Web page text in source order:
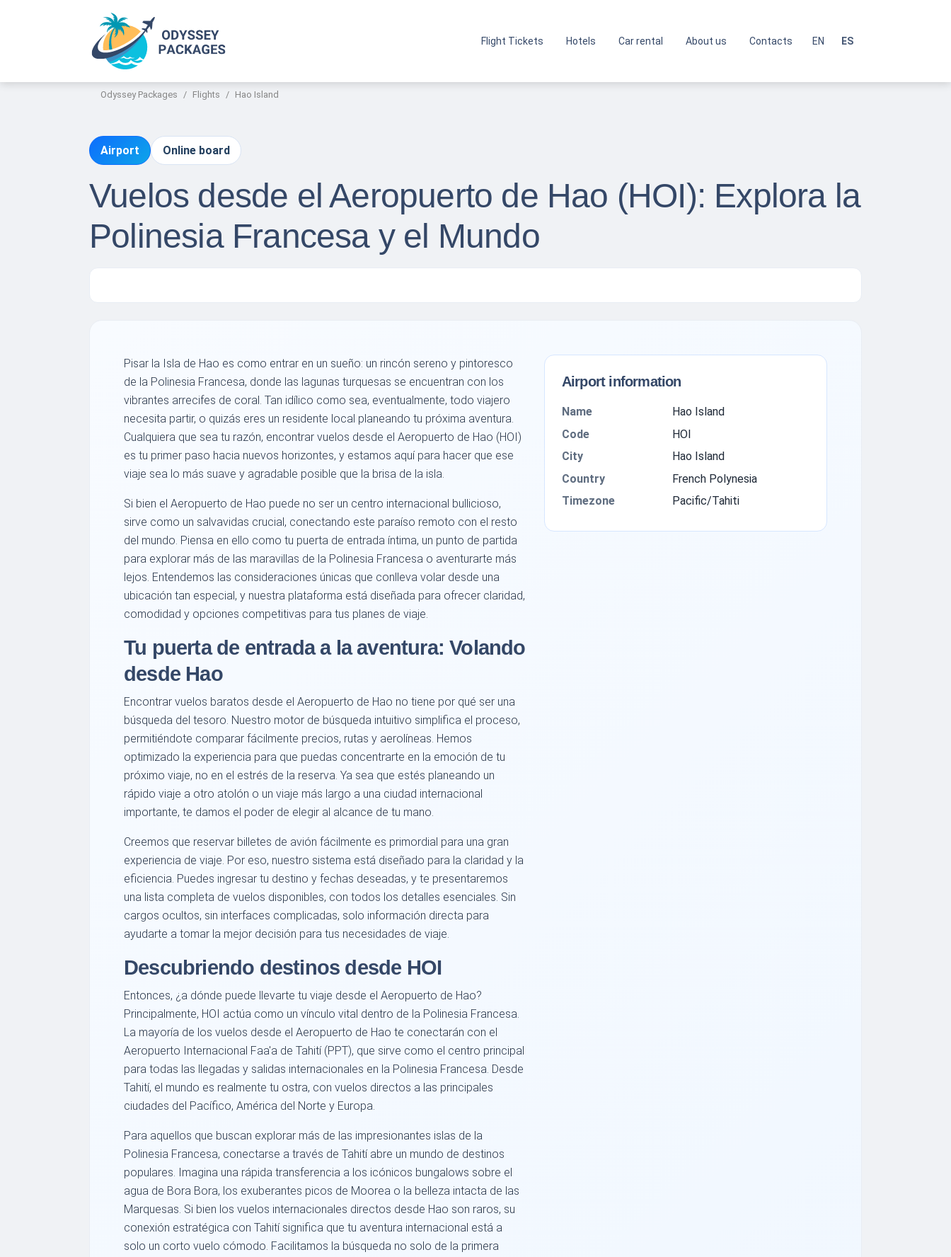
Flight Tickets Hotels Car rental About us Contacts EN ES
Odyssey Packages Flights Hao Island
Airport Online board
Vuelos desde el Aeropuerto de Hao (HOI): Explora la
Polinesia Francesa y el Mundo
Pisar la Isla de Hao es como entrar en un sueño: un rincón sereno y pintoresco
de la Polinesia Francesa, donde las lagunas turquesas se encuentran con los
vibrantes arrecifes de coral. Tan idílico como sea, eventualmente, todo viajero
necesita partir, o quizás eres un residente local planeando tu próxima aventura.
Cualquiera que sea tu razón, encontrar vuelos desde el Aeropuerto de Hao (HOI)
es tu primer paso hacia nuevos horizontes, y estamos aquí para hacer que ese
viaje sea lo más suave y agradable posible que la brisa de la isla.
Si bien el Aeropuerto de Hao puede no ser un centro internacional bullicioso,
sirve como un salvavidas crucial, conectando este paraíso remoto con el resto
del mundo. Piensa en ello como tu puerta de entrada íntima, un punto de partida
para explorar más de las maravillas de la Polinesia Francesa o aventurarte más
lejos. Entendemos las consideraciones únicas que conlleva volar desde una
ubicación tan especial, y nuestra plataforma está diseñada para ofrecer claridad,
comodidad y opciones competitivas para tus planes de viaje.
Tu puerta de entrada a la aventura: Volando
desde Hao
Encontrar vuelos baratos desde el Aeropuerto de Hao no tiene por qué ser una
búsqueda del tesoro. Nuestro motor de búsqueda intuitivo simplifica el proceso,
permitiéndote comparar fácilmente precios, rutas y aerolíneas. Hemos
optimizado la experiencia para que puedas concentrarte en la emoción de tu
próximo viaje, no en el estrés de la reserva. Ya sea que estés planeando un
rápido viaje a otro atolón o un viaje más largo a una ciudad internacional
importante, te damos el poder de elegir al alcance de tu mano.
Creemos que reservar billetes de avión fácilmente es primordial para una gran
experiencia de viaje. Por eso, nuestro sistema está diseñado para la claridad y la
eficiencia. Puedes ingresar tu destino y fechas deseadas, y te presentaremos
una lista completa de vuelos disponibles, con todos los detalles esenciales. Sin
cargos ocultos, sin interfaces complicadas, solo información directa para
ayudarte a tomar la mejor decisión para tus necesidades de viaje.
Descubriendo destinos desde HOI
Entonces, ¿a dónde puede llevarte tu viaje desde el Aeropuerto de Hao?
Principalmente, HOI actúa como un vínculo vital dentro de la Polinesia Francesa.
La mayoría de los vuelos desde el Aeropuerto de Hao te conectarán con el
Aeropuerto Internacional Faa'a de Tahití (PPT), que sirve como el centro principal
para todas las llegadas y salidas internacionales en la Polinesia Francesa. Desde
Tahití, el mundo es realmente tu ostra, con vuelos directos a las principales
ciudades del Pacífico, América del Norte y Europa.
Para aquellos que buscan explorar más de las impresionantes islas de la
Polinesia Francesa, conectarse a través de Tahití abre un mundo de destinos
populares. Imagina una rápida transferencia a los icónicos bungalows sobre el
agua de Bora Bora, los exuberantes picos de Moorea o la belleza intacta de las
Marquesas. Si bien los vuelos internacionales directos desde Hao son raros, su
conexión estratégica con Tahití significa que tu aventura internacional está a
solo un corto vuelo cómodo. Facilitamos la búsqueda no solo de la primera
Airport information
Name
Hao Island
Code
HOI
City
Hao Island
Country
French Polynesia
Timezone
Pacific/Tahiti